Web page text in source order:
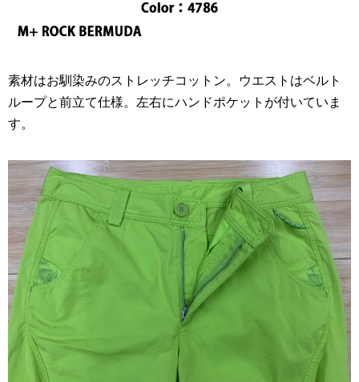
素材はお馴染みのストレッチコットン。ウエストはベルト
ループと前立て仕様。左右にハンドポケットが付いていま
す。